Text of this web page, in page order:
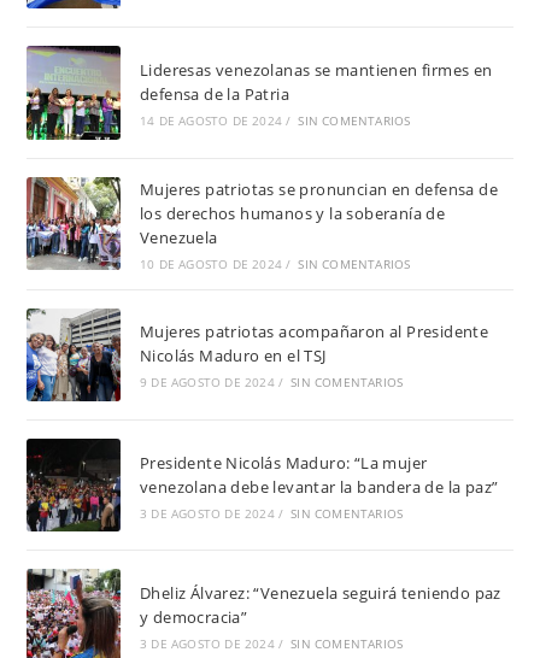
Lideresas venezolanas se mantienen firmes en
defensa de la Patria
14 DE AGOSTO DE 2024 / SIN COMENTARIOS
Mujeres patriotas se pronuncian en defensa de
los derechos humanos y la soberanía de
Venezuela
10 DE AGOSTO DE 2024 / SIN COMENTARIOS
Mujeres patriotas acompañaron al Presidente
Nicolás Maduro en el TSJ
9 DE AGOSTO DE 2024 / SIN COMENTARIOS
Presidente Nicolás Maduro: “La mujer
venezolana debe levantar la bandera de la paz”
3 DE AGOSTO DE 2024 / SIN COMENTARIOS
Dheliz Álvarez: “Venezuela seguirá teniendo paz
y democracia”
3 DE AGOSTO DE 2024 / SIN COMENTARIOS